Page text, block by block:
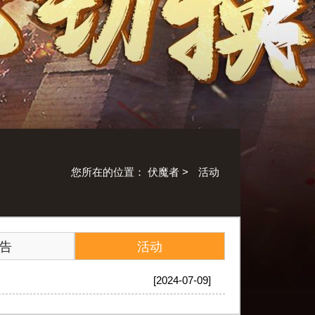
您所在的位置： 伏魔者 > 活动
活动
[2024-07-09]